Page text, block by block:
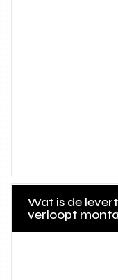
Wat is de
verloopt